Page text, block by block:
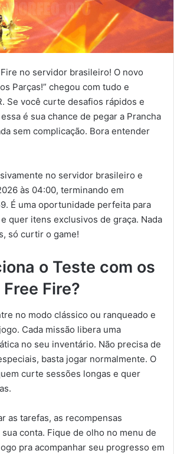
no servidor brasileiro! O novo
Parças!” chegou com tudo e
Se você curte desafios rápidos e
é sua chance de pegar a Prancha
sem complicação. Bora entender
no servidor brasileiro e
às 04:00, terminando em
É uma oportunidade perfeita para
quer itens exclusivos de graça. Nada
só curtir o game!
o Teste com os
Fire?
no modo clássico ou ranqueado e
Cada missão libera uma
no seu inventário. Não precisa de
basta jogar normalmente. O
curte sessões longas e quer
as tarefas, as recompensas
conta. Fique de olho no menu de
pra acompanhar seu progresso em